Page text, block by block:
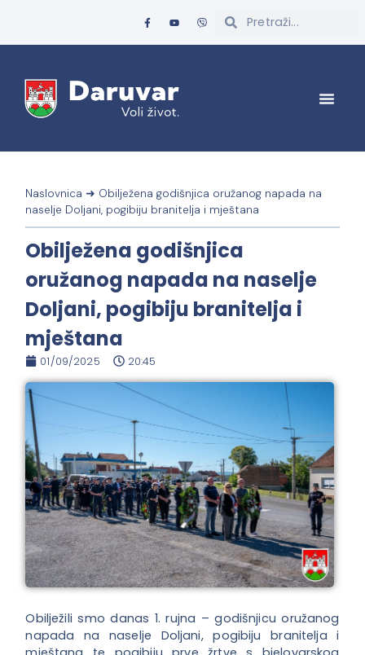
Naslovnica ➜ Obilježena godišnjica oružanog napada na
naselje Doljani, pogibiju branitelja i mještana
Obilježena godišnjica
oružanog napada na naselje
Doljani, pogibiju branitelja i
mještana
01/09/2025 20:45
Obilježili smo danas 1. rujna – godišnjicu oružanog
napada na naselje Doljani, pogibiju branitelja i